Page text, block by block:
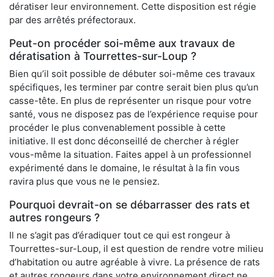
dératiser leur environnement. Cette disposition est régie
par des arrêtés préfectoraux.
Peut-on procéder soi-même aux travaux de
dératisation à Tourrettes-sur-Loup ?
Bien qu’il soit possible de débuter soi-même ces travaux
spécifiques, les terminer par contre serait bien plus qu’un
casse-tête. En plus de représenter un risque pour votre
santé, vous ne disposez pas de l’expérience requise pour
procéder le plus convenablement possible à cette
initiative. Il est donc déconseillé de chercher à régler
vous-même la situation. Faites appel à un professionnel
expérimenté dans le domaine, le résultat à la fin vous
ravira plus que vous ne le pensiez.
Pourquoi devrait-on se débarrasser des rats et
autres rongeurs ?
Il ne s’agit pas d’éradiquer tout ce qui est rongeur à
Tourrettes-sur-Loup, il est question de rendre votre milieu
d’habitation ou autre agréable à vivre. La présence de rats